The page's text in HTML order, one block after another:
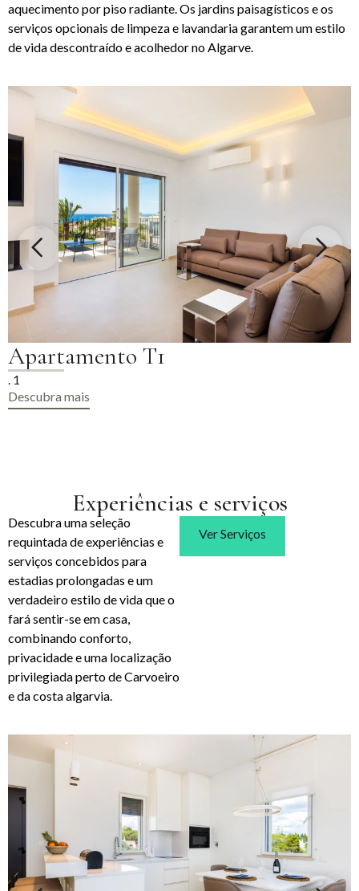
aquecimento por piso radiante. Os jardins paisagísticos e os
serviços opcionais de limpeza e lavandaria garantem um estilo
de vida descontraído e acolhedor no Algarve.
Apartamento T1
. 1
Descubra mais
Experiências e serviços
Descubra uma seleção
requintada de experiências e
serviços concebidos para
estadias prolongadas e um
verdadeiro estilo de vida que o
fará sentir-se em casa,
combinando conforto,
privacidade e uma localização
privilegiada perto de Carvoeiro
e da costa algarvia.
Ver Serviços